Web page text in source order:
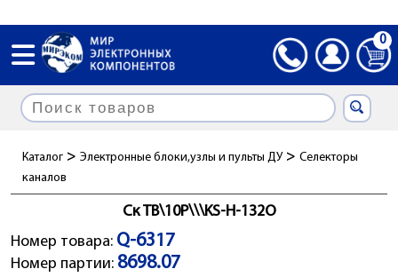
0
Каталог > Электронные блоки,узлы и пульты ДУ> Селекторы
каналов
Ск ТВ\10P\\\KS-H-132O
Номер товара: Q-6317
Номер партии: 8698.07